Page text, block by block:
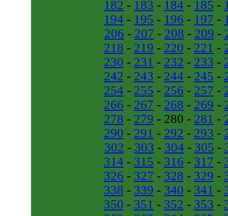
182 - 183 - 184 - 185 -
194 - 195 - 196 - 197 -
206 - 207 - 208 - 209 -
218 - 219 - 220 - 221 -
230 - 231 - 232 - 233 -
242 - 243 - 244 - 245 -
254 - 255 - 256 - 257 -
266 - 267 - 268 - 269 -
278 - 279 - 280 - 281 -
290 - 291 - 292 - 293 -
302 - 303 - 304 - 305 -
314 - 315 - 316 - 317 -
326 - 327 - 328 - 329 -
338 - 339 - 340 - 341 -
350 - 351 - 352 - 353 -